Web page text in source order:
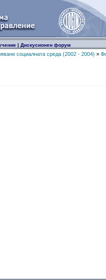
| Дискусионен форум
социалната среда (2002 - 2004) »